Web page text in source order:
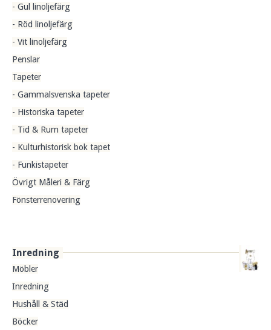
- Gul linoljefärg
- Röd linoljefärg
- Vit linoljefärg
Penslar
Tapeter
- Gammalsvenska tapeter
- Historiska tapeter
- Tid & Rum tapeter
- Kulturhistorisk bok tapet
- Funkistapeter
Övrigt Måleri & Färg
Fönsterrenovering
Inredning
Möbler
Inredning
Hushåll & Städ
Böcker